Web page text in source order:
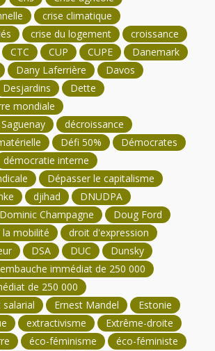
crise climatique
crise du logement
croissance
CTC CUP CUPE
Danemark
Dany Laferrière
Davos
Desjardins
Dette
mondiale
décroissance
Défi 50%
Démocrates
démocratie interne
Dépasser le capitalisme
djihad
DNUDPA
Dominic Champagne
Doug Ford
mobilité
droit d'expression
DSA DUC
Dunsky
embauche immédiat de 250 000
de 250 000
Ernest Mandel
Estonie
extractivisme
Extrême-droite
éco-féminisme
éco-féministe